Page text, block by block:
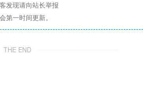
发现请向站长举报
一时间更新。
THE END